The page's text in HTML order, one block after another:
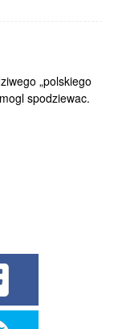
„polskiego
spodziewac.